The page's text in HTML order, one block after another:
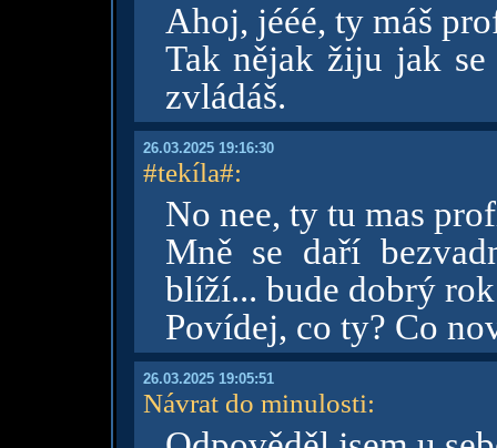
Ahoj, jééé, ty máš
Tak nějak žiju jak
zvládáš.
26.03.2025 19:16:30
#tekíla#:
No nee, ty tu mas
Mně se daří
blíží... bude dobrý
Povídej, co ty? Co
26.03.2025 19:05:51
Návrat do minulosti: